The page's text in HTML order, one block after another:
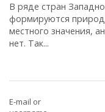
В ряде стран
формируются
местного значения,
нет. Так...
E-mail or